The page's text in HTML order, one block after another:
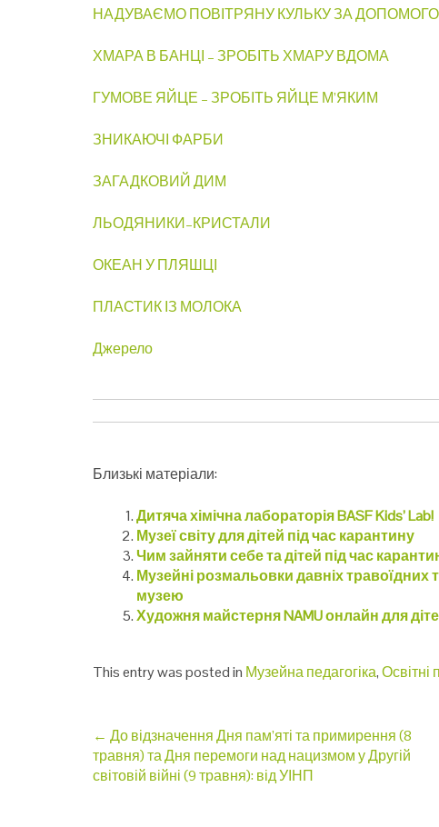
НАДУВАЄМО ПОВІТРЯНУ КУЛЬКУ ЗА
ХМАРА В БАНЦІ – ЗРОБІТЬ ХМАРУ ВДОМА
ГУМОВЕ ЯЙЦЕ – ЗРОБІТЬ ЯЙЦЕ М’ЯКИМ
ЗНИКАЮЧІ ФАРБИ
ЗАГАДКОВИЙ ДИМ
ЛЬОДЯНИКИ–КРИСТАЛИ
ОКЕАН У ПЛЯШЦІ
ПЛАСТИК ІЗ МОЛОКА
Джерело
Близькі матеріали:
Дитяча хімічна лабораторія BASF Kids’ Lab!
Музеї світу для дітей під час карантину
Чим зайняти себе та дітей під час
Музейні розмальовки давніх травоїдних
музею
Художня майстерня NAMU онлайн для
This entry was posted in Музейна педагогіка,Освітні
Post
navigation
← До відзначення Дня пам’яті та примирення (8
травня) та Дня перемоги над нацизмом у Другій
світовій війні (9 травня): від УІНП